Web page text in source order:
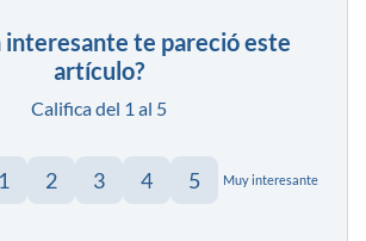
interesante te pareció este
artículo?
Califica del 1 al 5
1 2 3 4 5 Muy interesante